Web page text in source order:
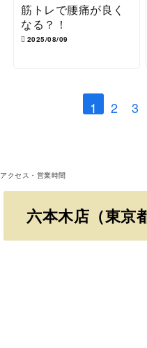
筋トレで腰痛が良く
なる？！
2025/08/09
1 2 3
アクセス・営業時間
六本木店（東京